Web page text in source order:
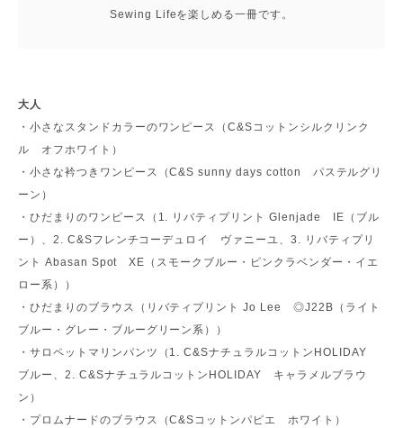
Sewing Lifeを楽しめる一冊です。
大人
・小さなスタンドカラーのワンピース（C&Sコットンシルクリンク
ル オフホワイト）
・小さな衿つきワンピース（C&S sunny days cotton パステルグリ
ーン）
・ひだまりのワンピース（1. リバティプリント Glenjade IE（ブル
ー）、2. C&Sフレンチコーデュロイ ヴァニーユ、3. リバティプリ
ント Abasan Spot XE（スモークブルー・ピンクラベンダー・イエ
ロー系））
・ひだまりのブラウス（リバティプリント Jo Lee ◎J22B（ライト
ブルー・グレー・ブルーグリーン系））
・サロペットマリンパンツ（1. C&SナチュラルコットンHOLIDAY
ブルー、2. C&SナチュラルコットンHOLIDAY キャラメルブラウ
ン）
・プロムナードのブラウス（C&Sコットンパピエ ホワイト）